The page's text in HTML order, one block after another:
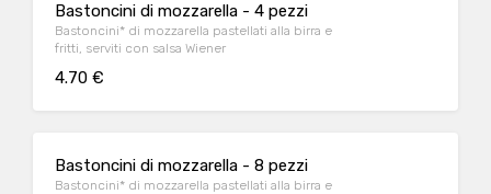
Bastoncini di mozzarella - 4 pezzi
Bastoncini* di mozzarella pastellati alla birra e
fritti, serviti con salsa Wiener
4.70 €
Bastoncini di mozzarella - 8 pezzi
Bastoncini* di mozzarella pastellati alla birra e